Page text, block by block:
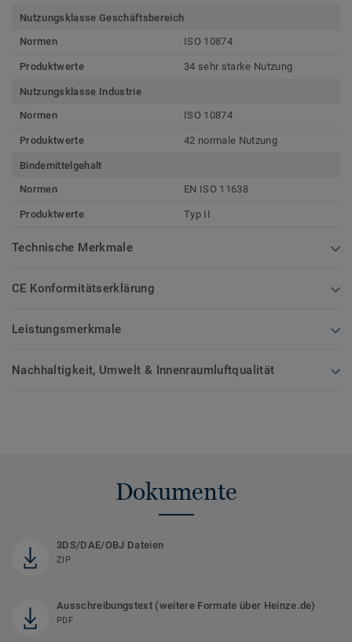
Nutzungsklasse Geschäftsbereich
Normen
ISO 10874
Produktwerte 34 sehr starke Nutzung
Nutzungsklasse Industrie
Normen
ISO 10874
Produktwerte 42 normale Nutzung
Bindemittelgehalt
Normen
EN ISO 11638
Produktwerte Typ II
Technische Merkmale
CE Konformitätserklärung
Leistungsmerkmale
Nachhaltigkeit, Umwelt & Innenraumluftqualität
Dokumente
3DS/DAE/OBJ Dateien
ZIP
Ausschreibungstext (weitere Formate über Heinze.de)
PDF